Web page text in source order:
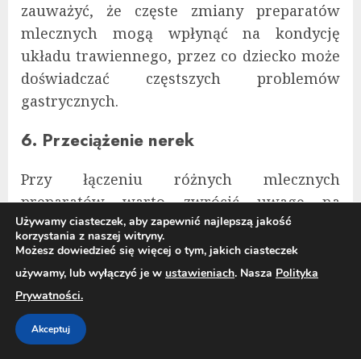
zauważyć, że częste zmiany preparatów
mlecznych mogą wpłynąć na kondycję
układu trawiennego, przez co dziecko może
doświadczać częstszych problemów
gastrycznych.
6. Przeciążenie nerek
Przy łączeniu różnych mlecznych
preparatów warto zwrócić uwagę na
obciążenie nerek.Wysoka zawartość białka
w niektórych preparatach modyfikowanych
może prowadzić do ichnadmiernego
obciążenia
jeszcze w pełni rozwiniętego układu
nerkowego, taki stan może prowadzić do
Używamy ciasteczek, aby zapewnić najlepszą jakość
korzystania z naszej witryny.
Możesz dowiedzieć się więcej o tym, jakich ciasteczek
używamy, lub wyłączyć je w ustawieniach. Nasza Polityka
Prywatności.
Akceptuj